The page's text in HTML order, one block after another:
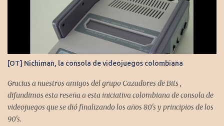
[OT] Nichiman, la consola de videojuegos colombiana
Gracias a nuestros amigos del grupo Cazadores de Bits ,
difundimos esta reseña a esta iniciativa colombiana de consola de
videojuegos que se dió finalizando los años 80's y principios de los
90's.